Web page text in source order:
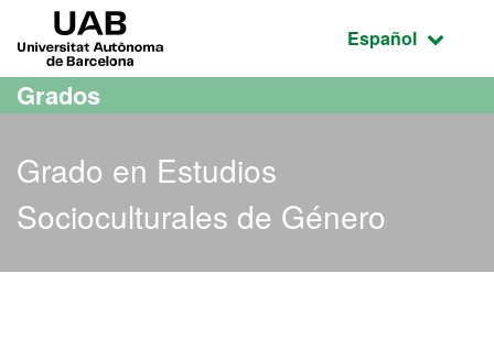
Acceso al contenido principal
Acceso a la navegación de la página
Idioma
Español
Grados
Grado en Estudios
Socioculturales de Género